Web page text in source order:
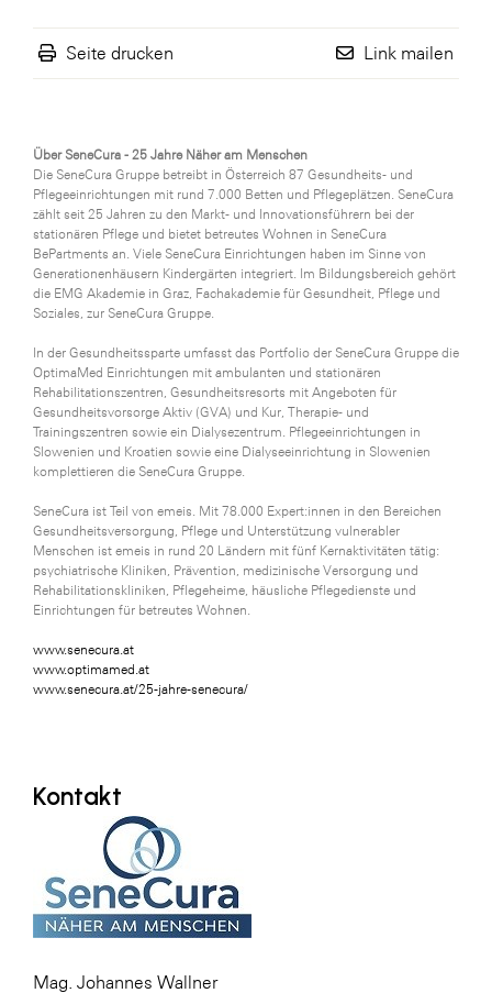
Seite drucken Link mailen
Über SeneCura - 25 Jahre Näher am Menschen
Die SeneCura Gruppe betreibt in Österreich 87 Gesundheits- und
Pflegeeinrichtungen mit rund 7.000 Betten und Pflegeplätzen. SeneCura
zählt seit 25 Jahren zu den Markt- und Innovationsführern bei der
stationären Pflege und bietet betreutes Wohnen in SeneCura
BePartments an. Viele SeneCura Einrichtungen haben im Sinne von
Generationenhäusern Kindergärten integriert. Im Bildungsbereich gehört
die EMG Akademie in Graz, Fachakademie für Gesundheit, Pflege und
Soziales, zur SeneCura Gruppe.
In der Gesundheitssparte umfasst das Portfolio der SeneCura Gruppe die
OptimaMed Einrichtungen mit ambulanten und stationären
Rehabilitationszentren, Gesundheitsresorts mit Angeboten für
Gesundheitsvorsorge Aktiv (GVA) und Kur, Therapie- und
Trainingszentren sowie ein Dialysezentrum. Pflegeeinrichtungen in
Slowenien und Kroatien sowie eine Dialyseeinrichtung in Slowenien
komplettieren die SeneCura Gruppe.
SeneCura ist Teil von emeis. Mit 78.000 Expert:innen in den Bereichen
Gesundheitsversorgung, Pflege und Unterstützung vulnerabler
Menschen ist emeis in rund 20 Ländern mit fünf Kernaktivitäten tätig:
psychiatrische Kliniken, Prävention, medizinische Versorgung und
Rehabilitationskliniken, Pflegeheime, häusliche Pflegedienste und
Einrichtungen für betreutes Wohnen.
www.senecura.at
www.optimamed.at
www.senecura.at/25-jahre-senecura/
Kontakt
Mag. Johannes Wallner